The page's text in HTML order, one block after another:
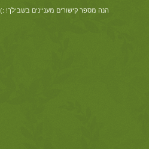
הנה מספר קישורים מעניינים בשבילך! :)